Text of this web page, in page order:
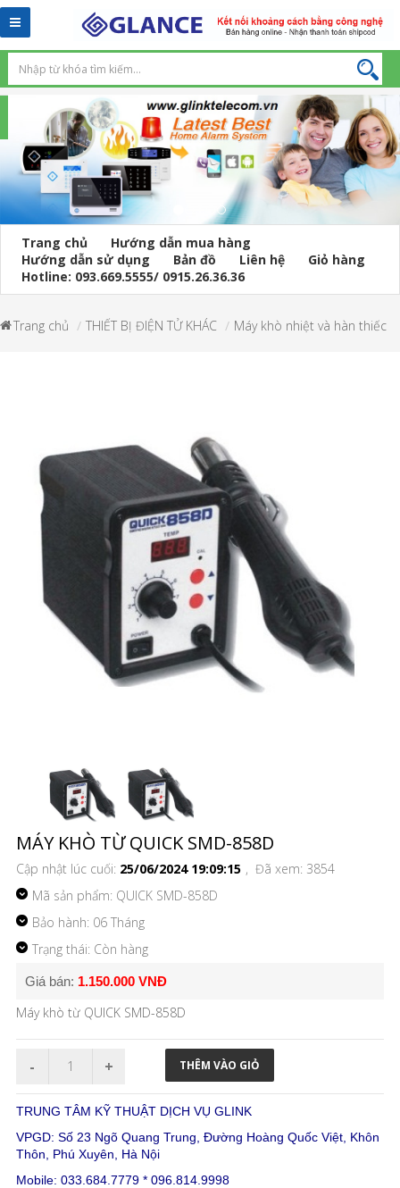
Toggle
navigation
Trang chủ
Hướng dẫn mua hàng
Hướng dẫn sử dụng
Bản đồ Liên hệ
Giỏ hàng
Hotline: 093.669.5555/ 0915.26.36.36
Trang chủ THIẾT BỊ ĐIỆN TỬ KHÁC Máy khò nhiệt và hàn thiếc
MÁY KHÒ TỪ QUICK SMD-858D
Cập nhật lúc cuối: 25/06/2024 19:09:15 , Đã xem: 3854
Mã sản phẩm: QUICK SMD-858D
Bảo hành: 06 Tháng
Trạng thái: Còn hàng
Giá bán: 1.150.000 VNĐ
Máy khò từ QUICK SMD-858D
TRUNG TÂM KỸ THUẬT DỊCH VỤ GLINK
VPGD: Số 23 Ngõ Quang Trung, Đường Hoàng Quốc Việt, Khôn
Thôn, Phú Xuyên, Hà Nội
Mobile: 033.684.7779 * 096.814.9998